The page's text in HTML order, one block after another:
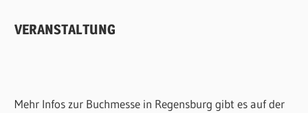
VERANSTALTUNG
Mehr Infos zur Buchmesse in Regensburg gibt es auf der